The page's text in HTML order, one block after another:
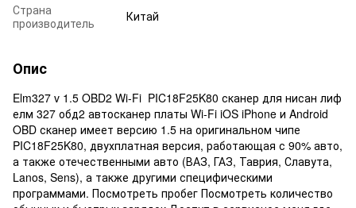
Страна
производитель
Китай
Опис
Elm327 v 1.5 OBD2 Wi-Fi PIC18F25K80 сканер для нисан лиф
елм 327 обд2 автосканер платы Wi-Fi iOS iPhone и Android
OBD сканер имеет версию 1.5 на оригинальном чипе
PIC18F25K80, двухплатная версия, работающая с 90% авто,
а также отечественными авто (ВАЗ, ГАЗ, Таврия, Славута,
Lanos, Sens), а также другими специфическими
программами. Посмотреть пробег Посмотреть количество